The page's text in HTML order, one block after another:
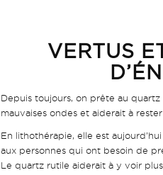
VERTUS
Depuis toujours, on prête au
mauvaises ondes et aiderait à
En lithothérapie, elle est
aux personnes qui ont besoin de
Le quartz rutile aiderait à y voir